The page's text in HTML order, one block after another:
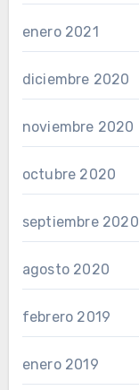
enero 2021
diciembre 2020
noviembre 2020
octubre 2020
septiembre 2020
agosto 2020
febrero 2019
enero 2019